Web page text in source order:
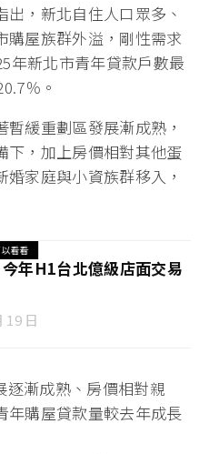
，新北自住人口眾多、
購屋族群外溢，剛性需求
年新北市青年貸款戶數最
％。
緩重劃區發展漸成熟，
下，加上房價相對其他蛋
家庭與小資族群移入，
看看
年H1台北億級店面交易
19 日